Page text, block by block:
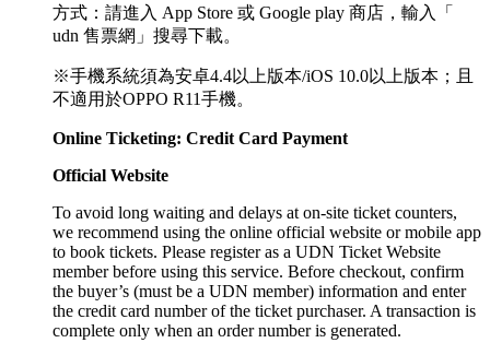
方式：請進入 App Store 或 Google play 商店，輸入「
udn 售票網」搜尋下載。
※手機系統須為安卓4.4以上版本/iOS 10.0以上版本；且
不適用於OPPO R11手機。
Online Ticketing: Credit Card Payment
Official Website
To avoid long waiting and delays at on-site ticket counters,
we recommend using the online official website or mobile app
to book tickets. Please register as a UDN Ticket Website
member before using this service. Before checkout, confirm
the buyer’s (must be a UDN member) information and enter
the credit card number of the ticket purchaser. A transaction is
complete only when an order number is generated.